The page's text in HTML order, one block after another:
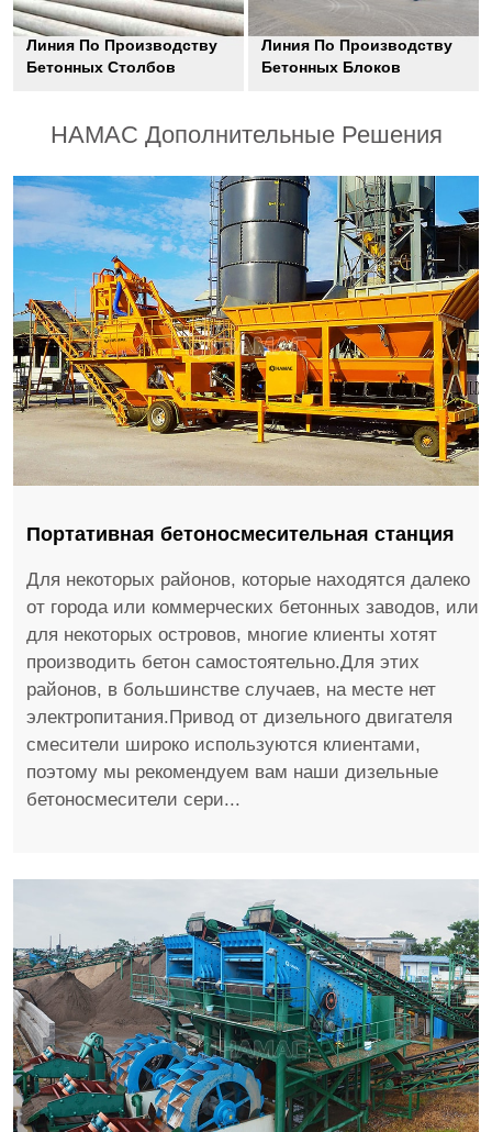
Линия По Производству
Бетонных Столбов
Линия По Производству
Бетонных Блоков
HAMAC Дополнительные Решения
Портативная бетоносмесительная станция
Для некоторых районов, которые находятся далеко
от города или коммерческих бетонных заводов, или
для некоторых островов, многие клиенты хотят
производить бетон самостоятельно.Для этих
районов, в большинстве случаев, на месте нет
электропитания.Привод от дизельного двигателя
смесители широко используются клиентами,
поэтому мы рекомендуем вам наши дизельные
бетоносмесители сери...